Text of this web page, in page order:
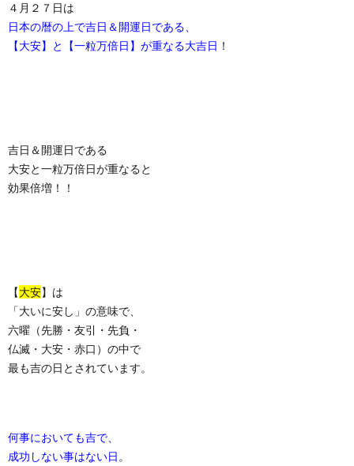
４月２７日は
日本の暦の上で吉日＆開運日である、
【大安】と【一粒万倍日】が重なる大吉日 ！
吉日＆開運日である
大安と一粒万倍日が重なると
効果倍増！！
【大安】は
「大いに安し」の意味で、
六曜（先勝・友引・先負・
仏滅・大安・赤口）の中で
最も吉の日とされています。
何事においても吉で、
成功しない事はない日 。